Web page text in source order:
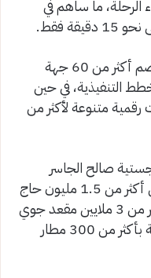
الرحلة، ما ساهم في
فقط.
وأضاف أن منظومة خدمة الحجاج تضم أكثر من 60 جهة
التنفيذية، في حين
متنوعة لأكثر من
صالح الجاسر
جاهزية المطارات السعودية لاستقبال أكثر من 1.5 مليون حاج
قادم من خارج المملكة، مع توفير أكثر من 3 ملايين مقعد جوي
عبر 104 شركات طيران تربط السعودية بأكثر من 300 مطار